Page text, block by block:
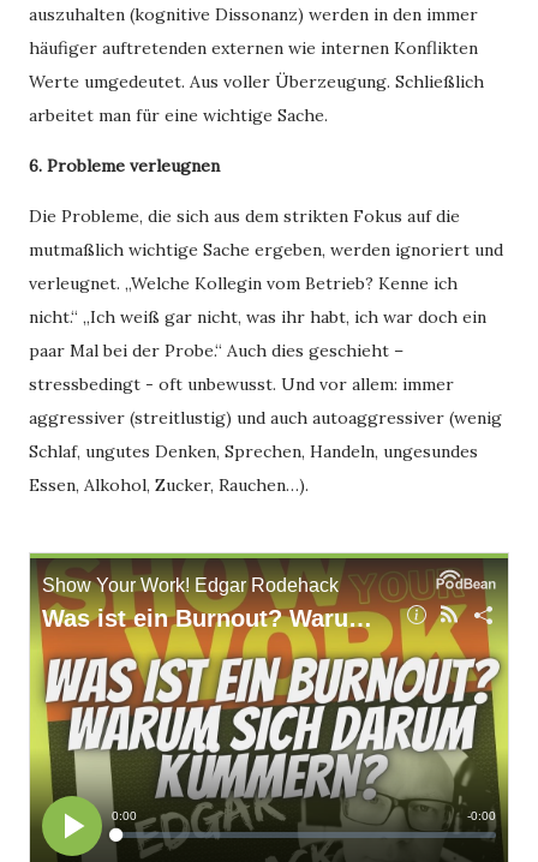
auszuhalten (kognitive Dissonanz) werden in den immer
häufiger auftretenden externen wie internen Konflikten
Werte umgedeutet. Aus voller Überzeugung. Schließlich
arbeitet man für eine wichtige Sache.
6. Probleme verleugnen
Die Probleme, die sich aus dem strikten Fokus auf die
mutmaßlich wichtige Sache ergeben, werden ignoriert und
verleugnet. „Welche Kollegin vom Betrieb? Kenne ich
nicht.“ „Ich weiß gar nicht, was ihr habt, ich war doch ein
paar Mal bei der Probe.“ Auch dies geschieht –
stressbedingt - oft unbewusst. Und vor allem: immer
aggressiver (streitlustig) und auch autoaggressiver (wenig
Schlaf, ungutes Denken, Sprechen, Handeln, ungesundes
Essen, Alkohol, Zucker, Rauchen…).